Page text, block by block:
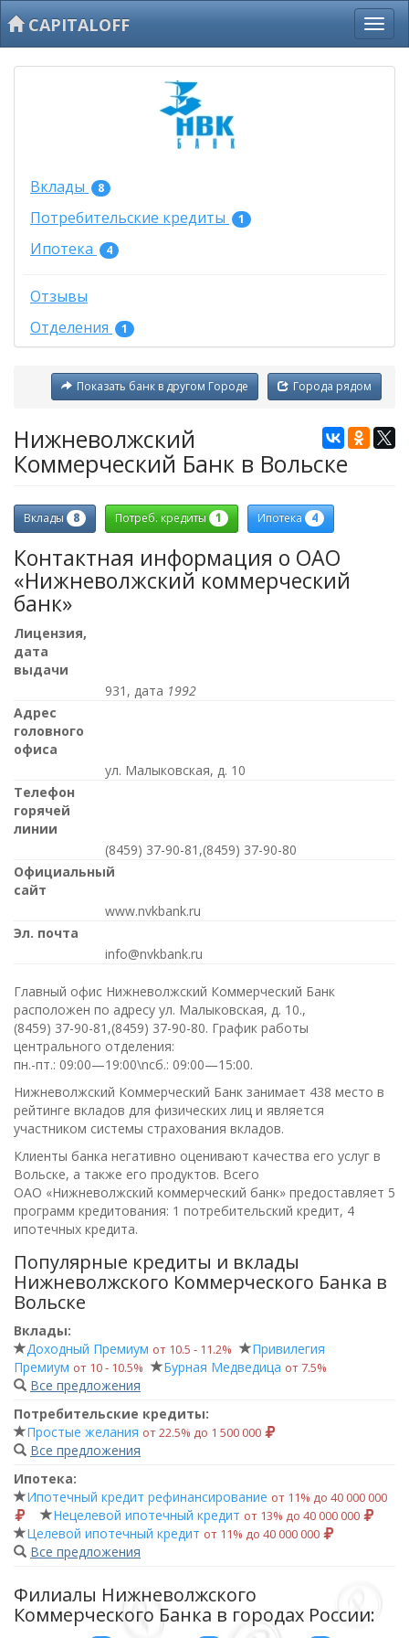
CAPITALOFF
Вклады 8
Потребительские кредиты 1
Ипотека 4
Отзывы
Отделения
1
Города рядом
Показать банк в другом Городе
Нижневолжский
Коммерческий Банк в Вольске
Вклады 8 Потреб. кредиты 1 Ипотека 4
Контактная информация о ОАО
«Нижневолжский коммерческий
банк»
Лицензия,
дата
выдачи
931, дата 1992
Адрес
головного
офиса
ул. Малыковская, д. 10
Телефон
горячей
линии
(8459) 37-90-81,(8459) 37-90-80
Официальный
сайт
www.nvkbank.ru
Эл. почта
info@nvkbank.ru
Главный офис Нижневолжский Коммерческий Банк
расположен по адресу ул. Малыковская, д. 10.,
(8459) 37-90-81,(8459) 37-90-80. График работы
центрального отделения:
пн.-пт.: 09:00—19:00\nсб.: 09:00—15:00.
Нижневолжский Коммерческий Банк занимает 438 место в
рейтинге вкладов для физических лиц и является
участником системы страхования вкладов.
Клиенты банка негативно оценивают качества его услуг в
Вольске, а также его продуктов. Всего
ОАО «Нижневолжский коммерческий банк» предоставляет 5
программ кредитования: 1 потребительский кредит, 4
ипотечных кредита.
Популярные кредиты и вклады
Нижневолжского Коммерческого Банка в
Вольске
Вклады:
Доходный Премиум от 10.5 ‑ 11.2%
Привилегия
Премиум от 10 ‑ 10.5% Бурная Медведица от 7.5%
Все предложения
Потребительские кредиты:
Простые желания от 22.5% до 1 500 000
Все предложения
Ипотека:
Ипотечный кредит рефинансирование от 11% до 40 000 000
Нецелевой ипотечный кредит от 13% до 40 000 000
Целевой ипотечный кредит от 11% до 40 000 000
Все предложения
Филиалы Нижневолжского
Коммерческого Банка в городах России: